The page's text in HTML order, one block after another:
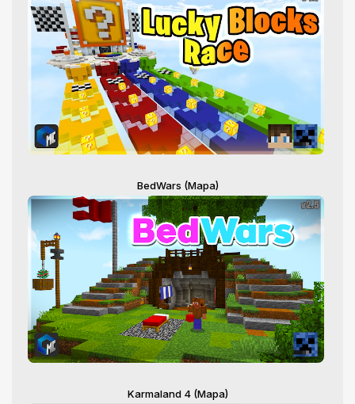
BedWars (Mapa)
Karmaland 4 (Mapa)